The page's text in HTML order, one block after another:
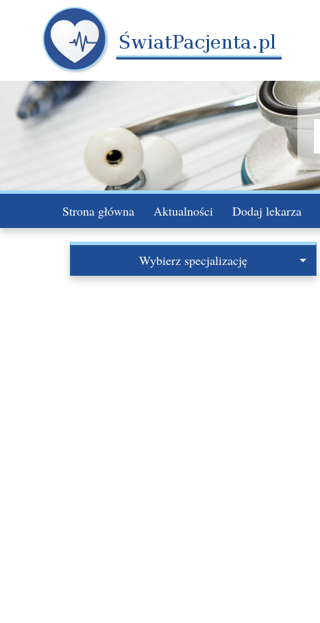
Strona główna Aktualności Dodaj lekarza
Wybierz specjalizację